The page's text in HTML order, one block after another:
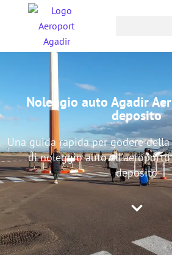
Noleggio auto Agadir
deposito
Una guida rapida per godere
di noleggio auto all'aeroporto
deposito